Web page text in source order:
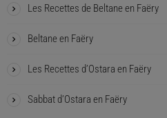
Les Recettes de Beltane en Faëry
Beltane en Faëry
Les Recettes d’Ostara en Faëry
Sabbat d’Ostara en Faëry